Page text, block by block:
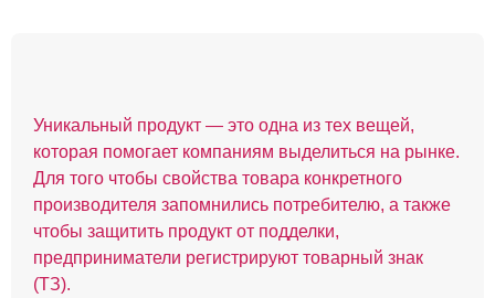
Уникальный продукт — это одна из тех вещей,
которая помогает компаниям выделиться на рынке.
Для того чтобы свойства товара конкретного
производителя запомнились потребителю, а также
чтобы защитить продукт от подделки,
предприниматели регистрируют товарный знак
(ТЗ).